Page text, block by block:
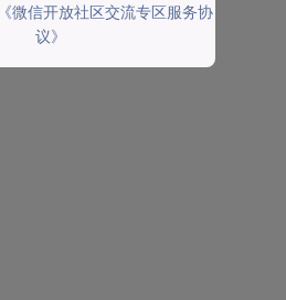
《微信开放社区交流专区服务协
议》